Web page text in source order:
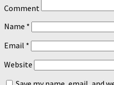
Comment
Name *
Email *
Website